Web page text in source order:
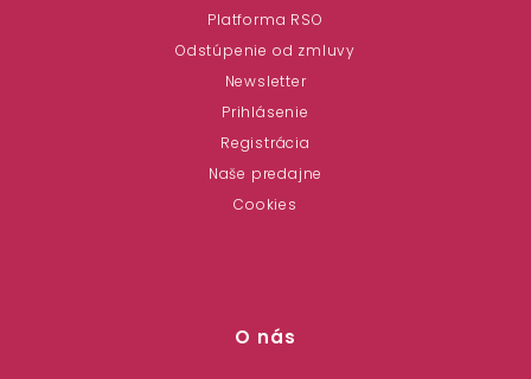
Platforma RSO
Odstúpenie od zmluvy
Newsletter
Prihlásenie
Registrácia
Naše predajne
Cookies
O nás